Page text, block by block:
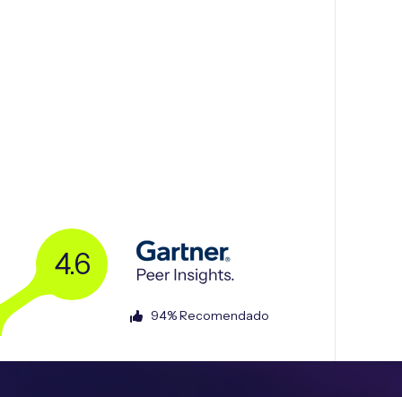
4.6
94% Recomendado